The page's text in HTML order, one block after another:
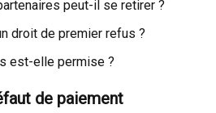
peut-il se retirer ?
droit de premier refus ?
est-elle permise ?
de paiement